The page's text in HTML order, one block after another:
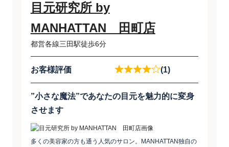
目元研究所 by
MANHATTAN 田町店
都営各線三田駅徒歩6分
お客様評価 (1)
”小さな魔法”であなたの目元を魅力的に変身
させます
多くの美容家の方も通う人気のサロン。MANHATTAN独自の